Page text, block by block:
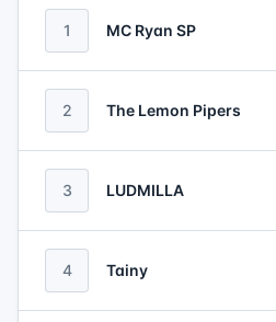
1 MC Ryan SP
2 The Lemon Pipers
3 LUDMILLA
4 Tainy